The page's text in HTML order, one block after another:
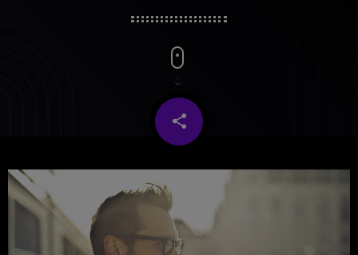
share
email